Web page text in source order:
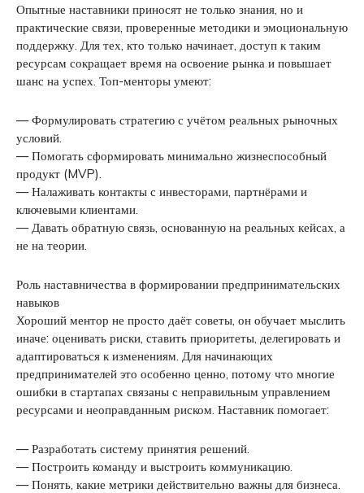
Опытные наставники приносят не только знания, но и
практические связи, проверенные методики и эмоциональную
поддержку. Для тех, кто только начинает, доступ к таким
ресурсам сокращает время на освоение рынка и повышает
шанс на успех. Топ-менторы умеют:
— Формулировать стратегию с учётом реальных рыночных
условий.
— Помогать сформировать минимально жизнеспособный
продукт (MVP).
— Налаживать контакты с инвесторами, партнёрами и
ключевыми клиентами.
— Давать обратную связь, основанную на реальных кейсах, а
не на теории.
Роль наставничества в формировании предпринимательских
навыков
Хороший ментор не просто даёт советы, он обучает мыслить
иначе: оценивать риски, ставить приоритеты, делегировать и
адаптироваться к изменениям. Для начинающих
предпринимателей это особенно ценно, потому что многие
ошибки в стартапах связаны с неправильным управлением
ресурсами и неоправданным риском. Наставник помогает:
— Разработать систему принятия решений.
— Построить команду и выстроить коммуникацию.
— Понять, какие метрики действительно важны для бизнеса.